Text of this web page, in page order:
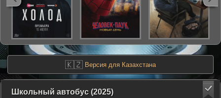
🇰🇿 Версия для Казахстана
Школьный автобус (2025)